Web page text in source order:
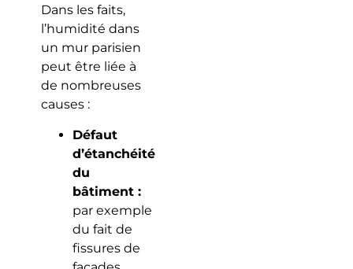
Dans les faits,
l’humidité dans
un mur parisien
peut être liée à
de nombreuses
causes :
Défaut
d’étanchéité
du
bâtiment :
par exemple
du fait de
fissures de